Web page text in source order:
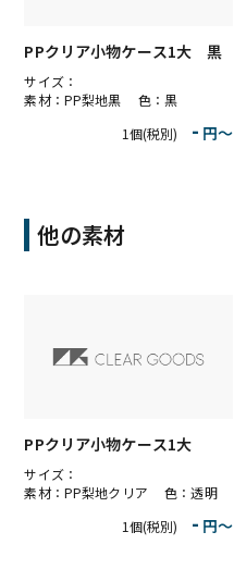
PPクリア小物ケース1大 黒
サイズ：
素材：PP梨地黒 色：黒
1個(税別)
-円〜
他の素材
PPクリア小物ケース1大
サイズ：
素材：PP梨地クリア 色：透明
1個(税別)
-円〜